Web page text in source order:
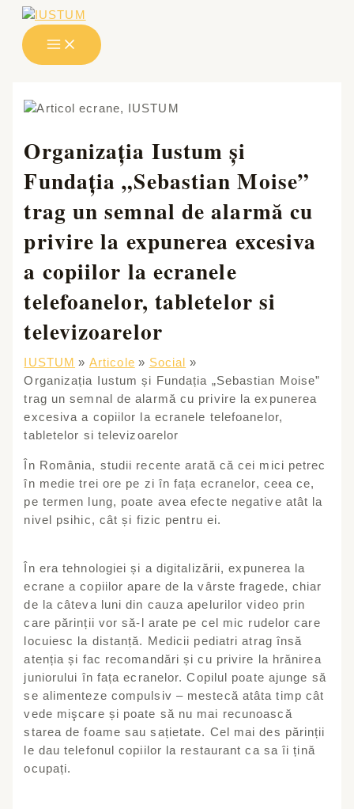
Skip
content
MAIN
MENU
Organizația Iustum și
Fundația „Sebastian Moise”
trag un semnal de alarmă cu
privire la expunerea excesiva
a copiilor la ecranele
telefoanelor, tabletelor si
televizoarelor
IUSTUM Articole
Social
Organizația Iustum și Fundația „Sebastian Moise”
trag un semnal de alarmă cu privire la expunerea
excesiva a copiilor la ecranele telefoanelor,
tabletelor si televizoarelor
În România, studii recente arată că cei mici petrec
în medie trei ore pe zi în fața ecranelor, ceea ce,
pe termen lung, poate avea efecte negative atât la
nivel psihic, cât și fizic pentru ei.
În era tehnologiei și a digitalizării, expunerea la
ecrane a copiilor apare de la vârste fragede, chiar
de la câteva luni din cauza apelurilor video prin
care părinții vor să-l arate pe cel mic rudelor care
locuiesc la distanță. Medicii pediatri atrag însă
atenția și fac recomandări și cu privire la hrănirea
juniorului în fața ecranelor. Copilul poate ajunge să
se alimenteze compulsiv – mestecă atâta timp cât
vede mişcare și poate să nu mai recunoască
starea de foame sau sațietate. Cel mai des părinții
le dau telefonul copiilor la restaurant ca sa îi țină
ocupați.